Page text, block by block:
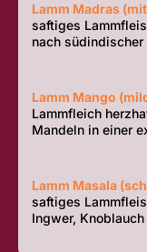
Lamm Madras
saftiges
nach südindischer
Lamm Mango
Lammfleich
Mandeln in einer
Lamm Masala
saftiges
Ingwer,